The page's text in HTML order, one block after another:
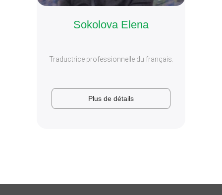
Sokolova Elena
Traductrice professionnelle du français.
Plus de
Plus de détails